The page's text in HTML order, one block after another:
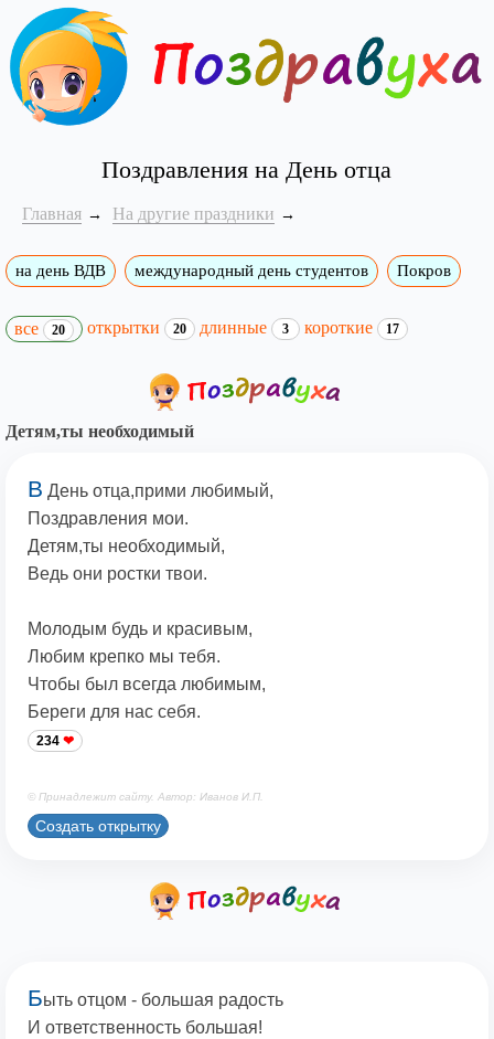
Поздравления на День отца
Главная На другие праздники
на день ВДВ международный день студентов Покров
все 20 открытки 20 длинные 3 короткие 17
Детям,ты необходимый
В День отца,прими любимый,
Поздравления мои.
Детям,ты необходимый,
Ведь они ростки твои.
Молодым будь и красивым,
Любим крепко мы тебя.
Чтобы был всегда любимым,
Береги для нас себя.
234
© Принадлежит сайту. Автор: Иванов И.П.
Создать открытку
Быть отцом - большая радость
И ответственность большая!